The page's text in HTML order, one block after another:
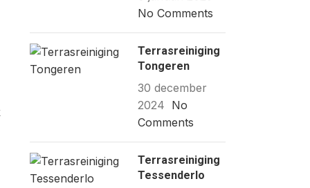
No Comments
Terrasreiniging
Tongeren
30 december
2024 No
Comments
Terrasreiniging
Tessenderlo